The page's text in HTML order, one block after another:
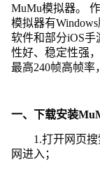
MuMu模拟器。
模拟器有
软件和部分iOS
性好、稳定性强
最高240帧高帧率
一、下载安装
1.打开网页
网进入；